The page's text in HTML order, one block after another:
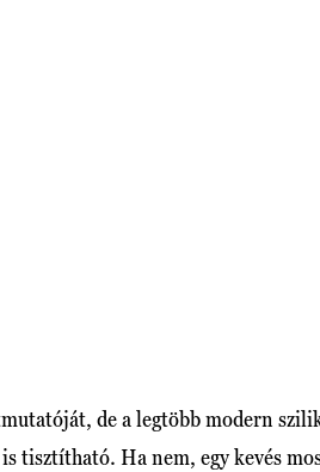
de a legtöbb modern
tisztítható. Ha nem, egy kevés